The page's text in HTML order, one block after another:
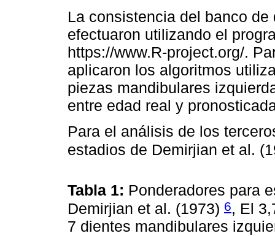
La consistencia del banco
efectuaron utilizando el
https://www.R-project.org/.
aplicaron los algoritmos
piezas mandibulares
entre edad real y
Para el análisis de los
estadios de Demirjian et al.
Tabla 1: Ponderadores para
Demirjian et al. (1973) 6, El
7 dientes mandibulares